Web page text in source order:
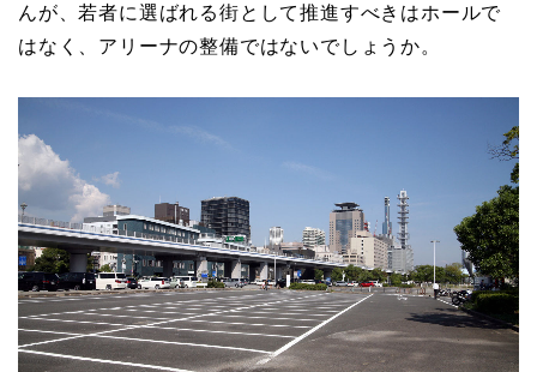
んが、若者に選ばれる街として推進すべきはホールで
はなく、アリーナの整備ではないでしょうか。